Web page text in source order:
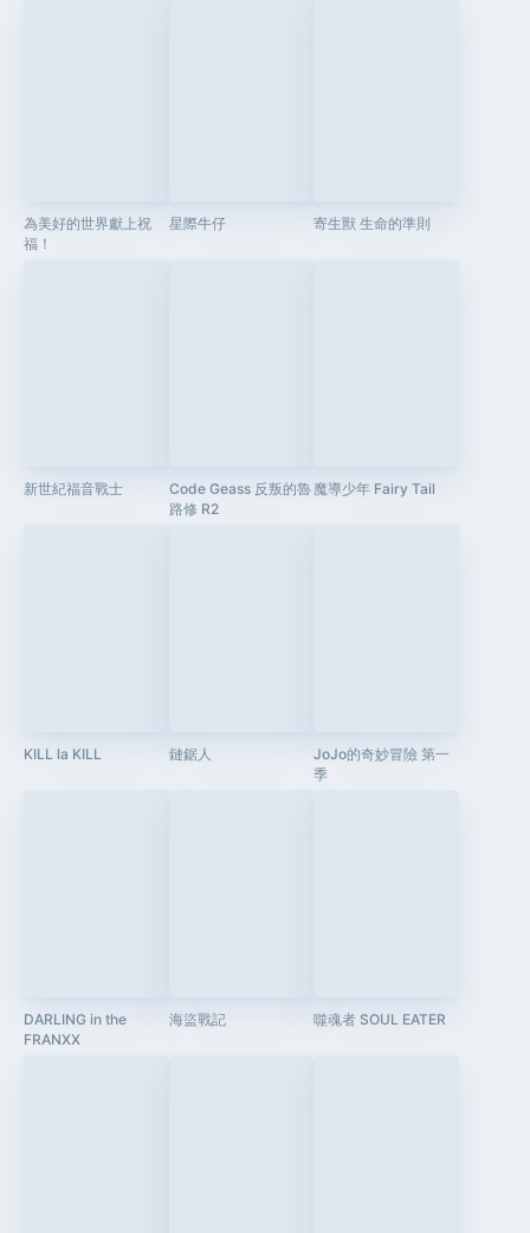
為美好的世界獻上祝
福！
星際牛仔 寄生獸 生命的準則
新世紀福音戰士
Code Geass 反叛的魯
路修 R2
魔導少年 Fairy Tail
KILL la KILL 鏈鋸人
JoJo的奇妙冒險 第一
季
DARLING in the
FRANXX
海盜戰記 噬魂者 SOUL EATER